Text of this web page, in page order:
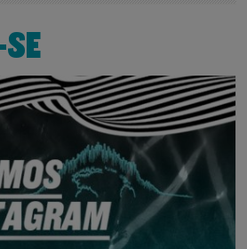
SE